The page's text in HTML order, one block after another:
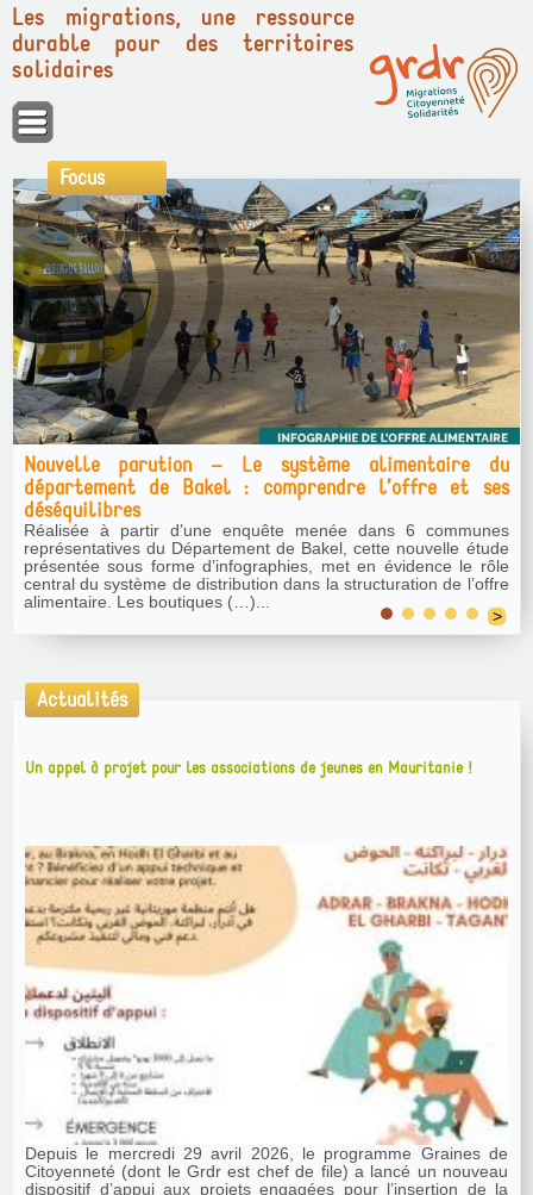
Panneau de gestion des cookies
Les migrations, une ressource
durable pour des territoires
solidaires
Focus
Nouvelle parution : "Intensification durable du
maraîchage à Kayes : retours d’expériences du Grdr"
Cedocument analyse les conditions d’intensification agro-
écologique du maraichage irrigué dans la périphérie de la ville
de Kayes (Mali). Conformément à la démarche de recherche-
action, il se fonde sur l’expérience acquise par le Grdr lors
d’activités de terrain réalisées (…)...
>
Actualités
Depuis le mercredi 29 avril 2026, le programme Graines de
Citoyenneté (dont le Grdr est chef de file) a lancé un nouveau
dispositif d’appui aux projets engagées pour l’insertion de la
jeunesse en (…)...